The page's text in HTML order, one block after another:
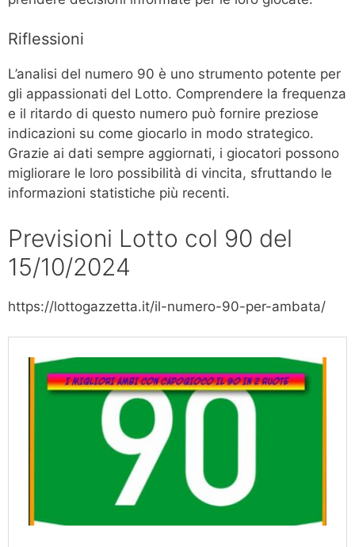
Riflessioni
L’analisi del numero 90 è uno strumento potente per
gli appassionati del Lotto. Comprendere la frequenza
e il ritardo di questo numero può fornire preziose
indicazioni su come giocarlo in modo strategico.
Grazie ai dati sempre aggiornati, i giocatori possono
migliorare le loro possibilità di vincita, sfruttando le
informazioni statistiche più recenti.
Previsioni Lotto col 90 del
15/10/2024
https://lottogazzetta.it/il-numero-90-per-ambata/